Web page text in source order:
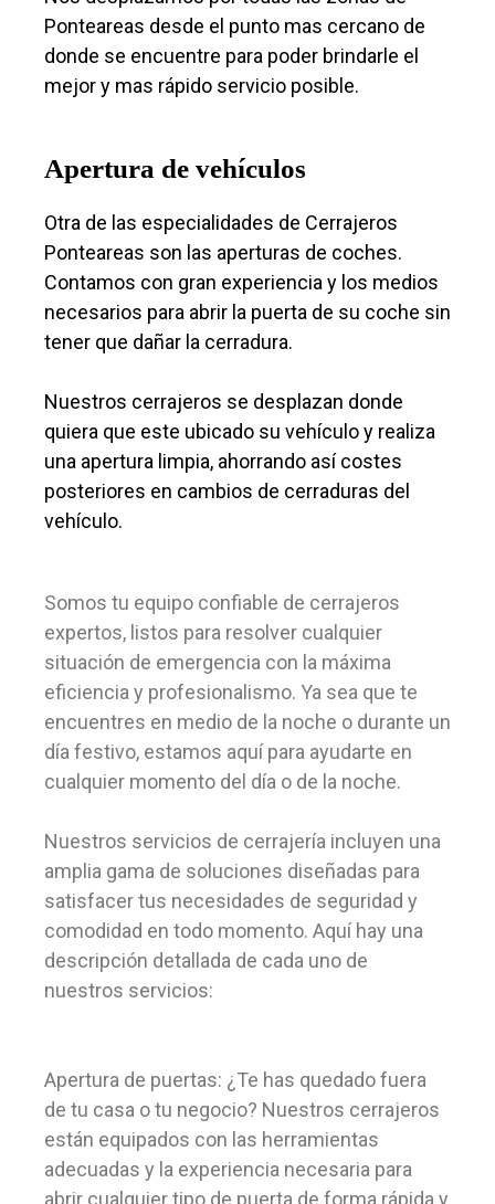
Ponteareas desde el punto mas cercano de
donde se encuentre para poder brindarle el
mejor y mas rápido servicio posible.
Apertura de vehículos
Otra de las especialidades de Cerrajeros
Ponteareas son las aperturas de coches.
Contamos con gran experiencia y los medios
necesarios para abrir la puerta de su coche sin
tener que dañar la cerradura.
Nuestros cerrajeros se desplazan donde
quiera que este ubicado su vehículo y realiza
una apertura limpia, ahorrando así costes
posteriores en cambios de cerraduras del
vehículo.
Somos tu equipo confiable de cerrajeros
expertos, listos para resolver cualquier
situación de emergencia con la máxima
eficiencia y profesionalismo. Ya sea que te
encuentres en medio de la noche o durante un
día festivo, estamos aquí para ayudarte en
cualquier momento del día o de la noche.
Nuestros servicios de cerrajería incluyen una
amplia gama de soluciones diseñadas para
satisfacer tus necesidades de seguridad y
comodidad en todo momento. Aquí hay una
descripción detallada de cada uno de
nuestros servicios:
Apertura de puertas: ¿Te has quedado fuera
de tu casa o tu negocio? Nuestros cerrajeros
están equipados con las herramientas
adecuadas y la experiencia necesaria para
abrir cualquier tipo de puerta de forma rápida y